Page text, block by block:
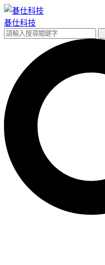
跳
至
主
碁仕科技
搜